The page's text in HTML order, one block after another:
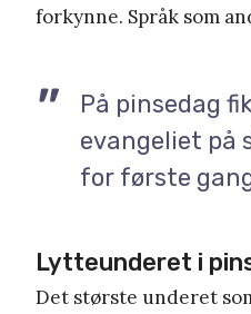
forkynne. Språk som
På pinsedag
evangeliet på
for første
Lytteunderet i
Det største underet